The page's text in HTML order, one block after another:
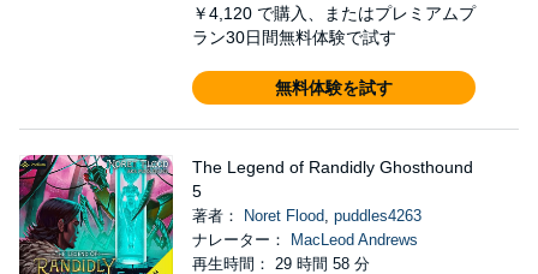
￥4,120 で購入、またはプレミアムプ
ラン30日間無料体験で試す
無料体験を試す
The Legend of Randidly Ghosthound
5
著者： Noret Flood, puddles4263
ナレーター：
MacLeod Andrews
再生時間： 29 時間 58 分